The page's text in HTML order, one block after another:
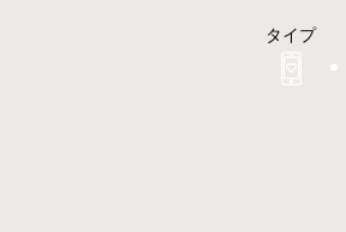
タイプ